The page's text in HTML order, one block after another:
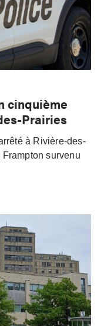
cinquième
Prairies
à Rivière-des-
survenu